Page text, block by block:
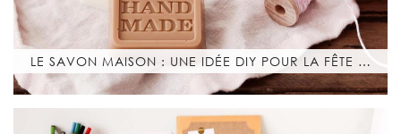
LE SAVON MAISON : UNE IDÉE DIY POUR LA FÊTE …